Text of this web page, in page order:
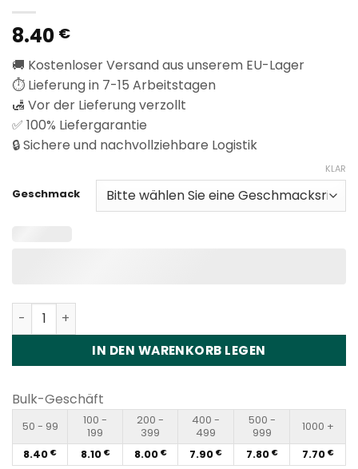
8.40 €
🚚 Kostenloser Versand aus unserem EU-Lager
⏱️ Lieferung in 7-15 Arbeitstagen
🛃 Vor der Lieferung verzollt
✅ 100% Liefergarantie
🔒 Sichere und nachvollziehbare Logistik
Geschmack
KLAR
Happ Bar CK40000 Puffs Disposable Vape Wholesale
IN DEN WARENKORB LEGEN
Bulk-Geschäft
50 - 99
100 -
199
200 -
399
400 -
499
500 -
999
1000 +
8.40 € 8.10 € 8.00 € 7.90 € 7.80 € 7.70 €